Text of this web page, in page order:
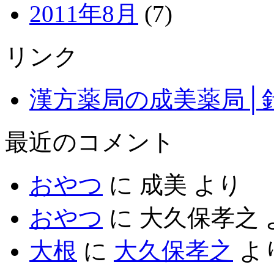
2011年8月 (7)
リンク
漢方薬局の成美薬局│
最近のコメント
おやつ に 成美 より
おやつ に 大久保孝之
大根 に 大久保孝之 よ